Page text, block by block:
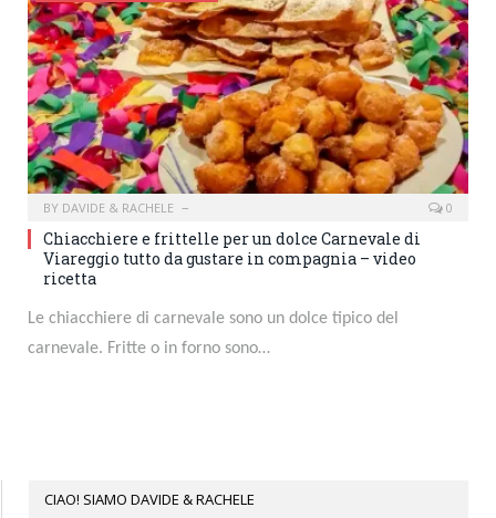
BY DAVIDE & RACHELE 0
Chiacchiere e frittelle per un dolce Carnevale di
Viareggio tutto da gustare in compagnia – video
ricetta
Le chiacchiere di carnevale sono un dolce tipico del
carnevale. Fritte o in forno sono…
CIAO! SIAMO DAVIDE & RACHELE